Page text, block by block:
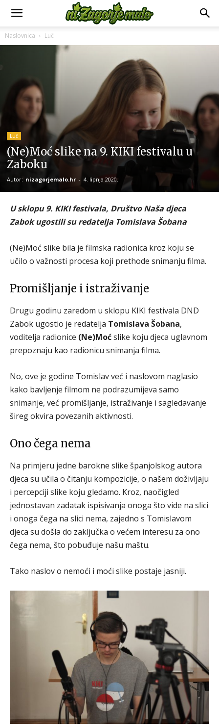
Naslovnica Luč
Luč
(Ne)Moć slike na 9. KIKI festivalu u
Zaboku
Autor: nizagorjemalo.hr - 4. lipnja 2020.
U sklopu 9. KIKI festivala, Društvo Naša djeca
Zabok ugostili su redatelja Tomislava Šobana
(Ne)Moć slike bila je filmska radionica kroz koju se
učilo o važnosti procesa koji prethode snimanju filma.
Promišljanje i istraživanje
Drugu godinu zaredom u sklopu KIKI festivala DND
Zabok ugostio je redatelja Tomislava Šobana,
voditelja radionice (Ne)Moćslike koju djeca uglavnom
prepoznaju kao radionicu snimanja filma.
No, ove je godine Tomislav već i naslovom naglasio
kako bavljenje filmom ne podrazumijeva samo
snimanje, već promišljanje, istraživanje i sagledavanje
šireg okvira povezanih aktivnosti.
Ono čega nema
Na primjeru jedne barokne slike španjolskog autora
djeca su učila o čitanju kompozicije, o našem doživljaju
i percepciji slike koju gledamo. Kroz, naočigled
jednostavan zadatak ispisivanja onoga što vide na slici
i onoga čega na slici nema, zajedno s Tomislavom
djeca su došla do zaključka o većem interesu za ono
čega nema, što pobuđuje našu maštu.
Tako naslov o nemoći i moći slike postaje jasniji.